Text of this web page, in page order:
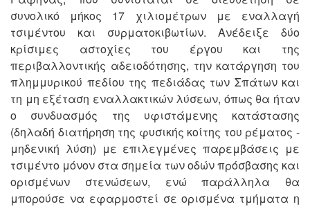
συνολικό μήκος 17 χιλιομέτρων με εναλλαγή
τσιμέντου και συρματοκιβωτίων. Ανέδειξε δύο
κρίσιμες αστοχίες του έργου και της
περιβαλλοντικής αδειοδότησης, την κατάργηση του
πλημμυρικού πεδίου της πεδιάδας των Σπάτων και
τη μη εξέταση εναλλακτικών λύσεων, όπως θα ήταν
ο συνδυασμός της υφιστάμενης κατάστασης
(δηλαδή διατήρηση της φυσικής κοίτης του ρέματος -
μηδενική λύση) με επιλεγμένες παρεμβάσεις με
τσιμέντο μόνον στα σημεία των οδών πρόσβασης και
ορισμένων στενώσεων, ενώ παράλληλα θα
μπορούσε να εφαρμοστεί σε ορισμένα τμήματα η